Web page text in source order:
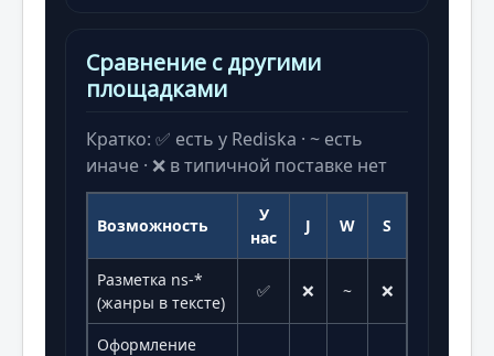
Сравнение с другими
площадками
Кратко: ✅ есть у Rediska · ~ есть
иначе · ❌ в типичной поставке нет
Возможность
У
нас
J W S
Разметка ns-*
(жанры в тексте)
✅ ❌ ~ ❌
Оформление